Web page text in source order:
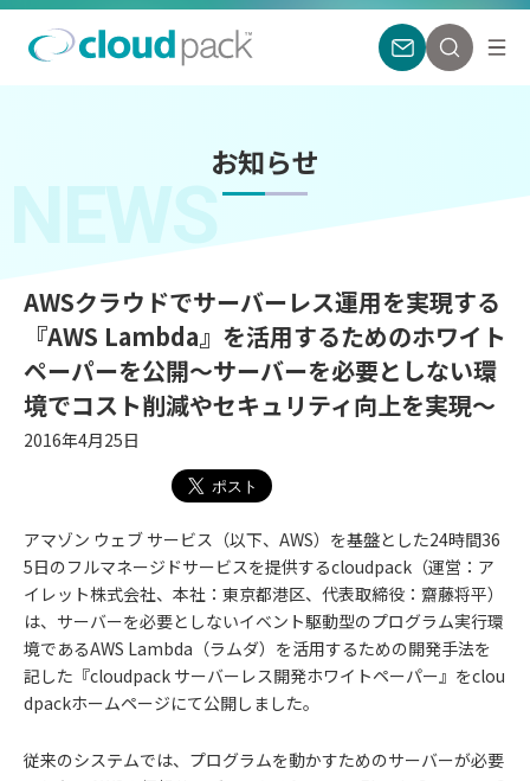
お知らせ
NEWS
AWSクラウドでサーバーレス運用を実現する
『AWS Lambda』を活用するためのホワイト
ペーパーを公開〜サーバーを必要としない環
境でコスト削減やセキュリティ向上を実現〜
2016年4月25日
アマゾン ウェブ サービス（以下、AWS）を基盤とした24時間36
5日のフルマネージドサービスを提供するcloudpack（運営：ア
イレット株式会社、本社：東京都港区、代表取締役：齋藤将平）
は、サーバーを必要としないイベント駆動型のプログラム実行環
境であるAWS Lambda（ラムダ）を活用するための開発手法を
記した『cloudpack サーバーレス開発ホワイトペーパー』をclou
dpackホームページにて公開しました。
従来のシステムでは、プログラムを動かすためのサーバーが必要